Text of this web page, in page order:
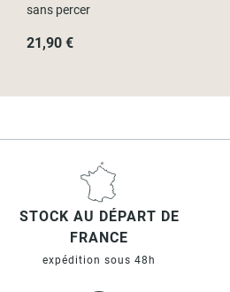
sans percer
21,90 €
STOCK AU DÉPART DE
FRANCE
expédition sous 48h